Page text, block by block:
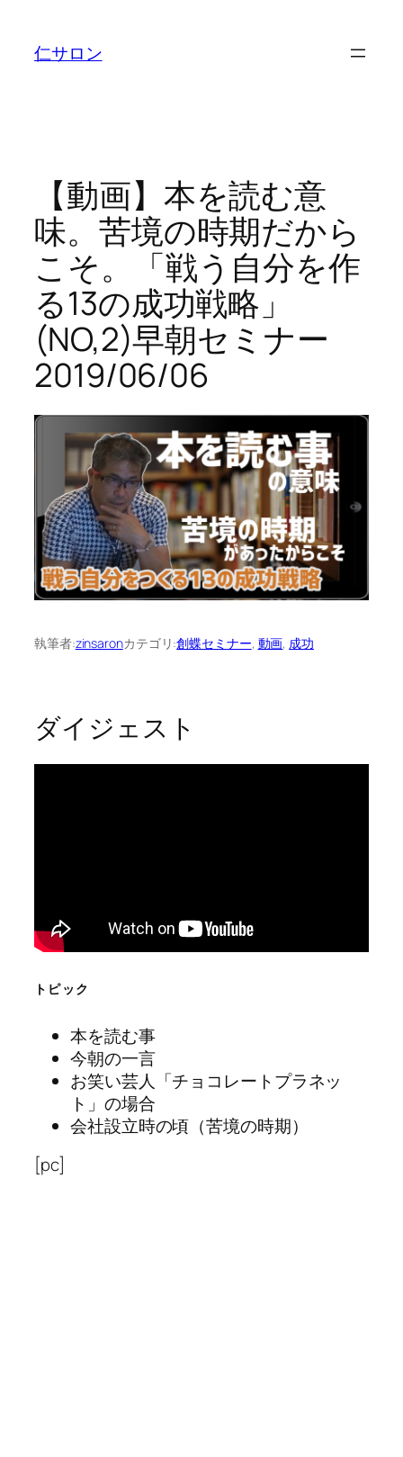
仁サロン
【動画】本を読む意
味。苦境の時期だから
こそ。「戦う自分を作
る13の成功戦略」
(NO,2)早朝セミナー
2019/06/06
執筆者:zinsaronカテゴリ:創蝶セミナー, 動画, 成功
ダイジェスト
トピック
本を読む事
今朝の一言
お笑い芸人「チョコレートプラネッ
ト」の場合
会社設立時の頃（苦境の時期）
[pc]